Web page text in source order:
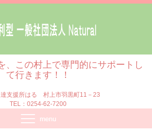
、この村上で専門的にサポートし
て行きます！！
達支援所はる 村上市羽黒町11－23
TEL：0254-62-7200